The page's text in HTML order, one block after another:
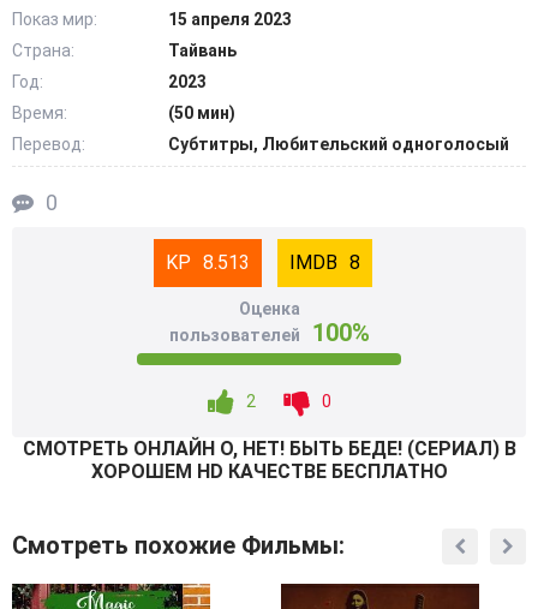
разыскивают бездомных, расспрашивают мастера
татуировок, заодно осматривают дно реки, пытаясь
Показ мир:
15 апреля 2023
Страна:
Тайвань
Год:
2023
Время:
(50 мин)
Перевод:
Субтитры, Любительский одноголосый
0
8.513 8
Оценка
пользователей
100%
2 0
СМОТРEТЬ ОНЛАЙН О, НЕТ! БЫТЬ БЕДЕ! (СЕРИАЛ) В
ХОРОШЕМ HD КАЧЕСТВЕ БЕСПЛАТНО
Смотреть похожие Фильмы: